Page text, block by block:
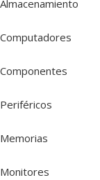
Almacenamiento
Computadores
Componentes
Periféricos
Memorias
Monitores